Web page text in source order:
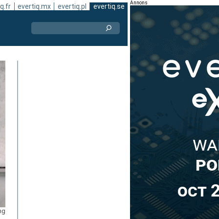
evertiq.mx evertiq.pl evertiq.se Annons